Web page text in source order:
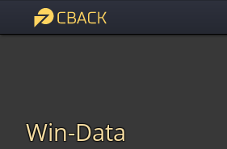
Win-Data